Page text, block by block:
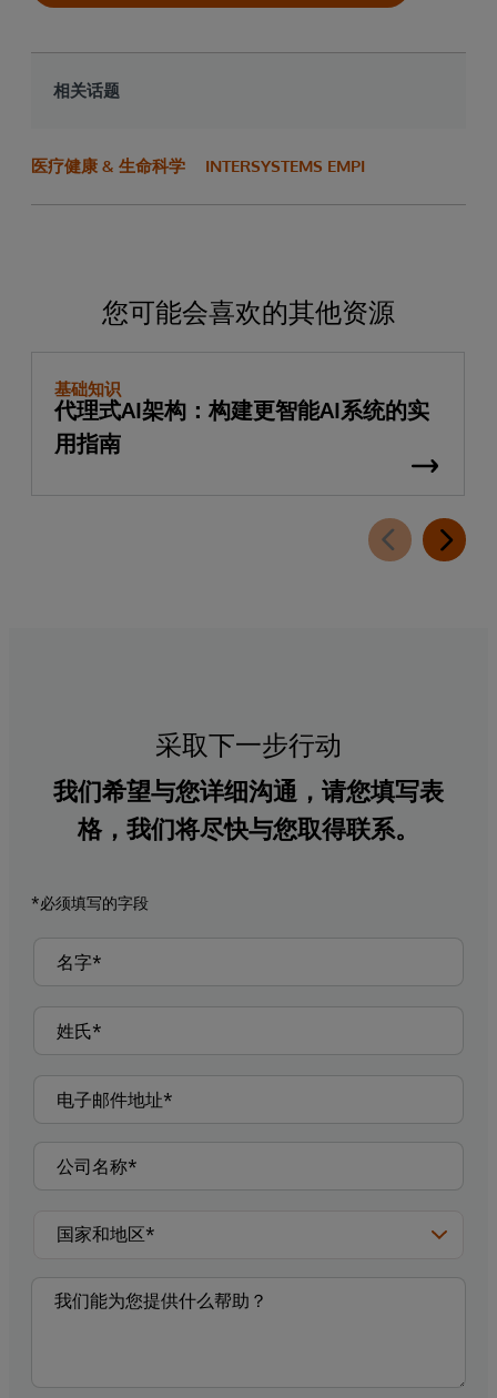
相关话题
医疗健康 & 生命科学 INTERSYSTEMS EMPI
您可能会喜欢的其他资源
基础知识
代理式AI架构：构建更智能AI系统的实
用指南
采取下一步行动
我们希望与您详细沟通，请您填写表
格，我们将尽快与您取得联系。
*必须填写的字段